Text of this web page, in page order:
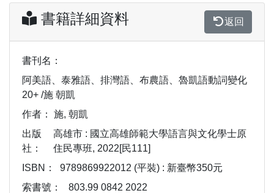
書籍詳細資料 返回
書刊名：
阿美語、泰雅語、排灣語、布農語、魯凱語動詞變化
20+ /施 朝凱
作者：
施, 朝凱
出版
社：
高雄市 : 國立高雄師範大學語言與文化學士原
住民專班, 2022[民111]
ISBN：
9789869922012 (平裝) : 新臺幣350元
索書號：
803.99 0842 2022